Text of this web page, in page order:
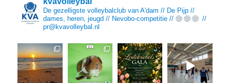
De gezelligste volleybalclub van A'dam // De Pijp //
dames, heren, jeugd // Nevobo-competitie //
//
pr@kvavolleybal.nl